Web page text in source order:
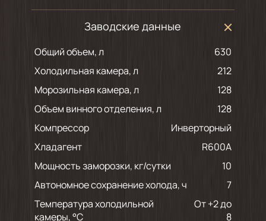
Заводские данные
Общий объем, л
630
Холодильная камера, л
212
Морозильная камера, л
128
Объем винного отделения, л
128
Компрессор
Инверторный
Хладагент
R600A
Мощность заморозки, кг/сутки
10
Автономное сохранение холода, ч
7
Температура холодильной
камеры, °С
От +2 до
8